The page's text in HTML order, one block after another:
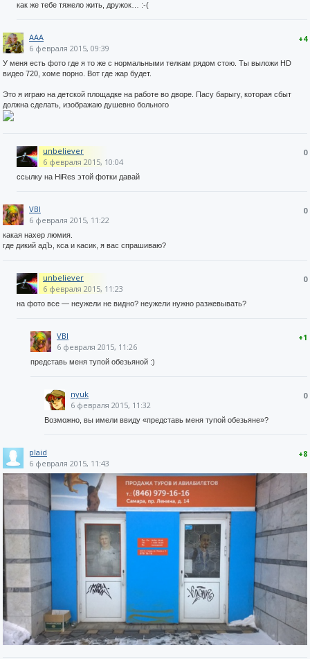
как же тебе тяжело жить, дружок… :-(
+4
AAA
6 февраля 2015, 09:39
У меня есть фото где я то же с нормальными телкам рядом стою. Ты выложи HD
видео 720, хоме порно. Вот где жар будет.
Это я играю на детской площадке на работе во дворе. Пасу барыгу, которая сбыт
должна сделать, изображаю душевно больного
0
unbeliever
6 февраля 2015, 10:04
ссылку на HiRes этой фотки давай
0
VBI
6 февраля 2015, 11:22
какая нахер люмия.
где дикий адЪ, кса и касик, я вас спрашиваю?
0
unbeliever
6 февраля 2015, 11:23
на фото все — неужели не видно? неужели нужно разжевывать?
+1
VBI
6 февраля 2015, 11:26
представь меня тупой обезьяной :)
0
nyuk
6 февраля 2015, 11:32
Возможно, вы имели ввиду «представь меня тупой обезьяне»?
+8
plaid
6 февраля 2015, 11:43